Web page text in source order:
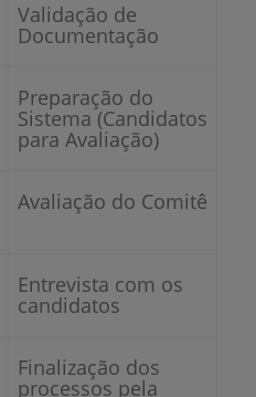
Validação de
Documentação
Preparação do
Sistema (Candidatos
para Avaliação)
Avaliação do Comitê
Entrevista com os
candidatos
Finalização dos
processos pela